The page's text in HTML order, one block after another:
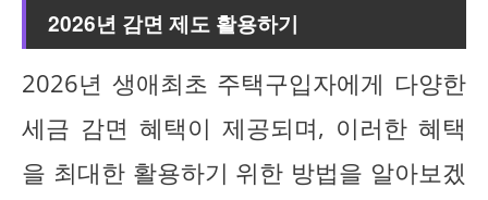
2026년 감면 제도 활용하기
2026년 생애최초 주택구입자에게 다양한
세금 감면 혜택이 제공되며, 이러한 혜택
을 최대한 활용하기 위한 방법을 알아보겠